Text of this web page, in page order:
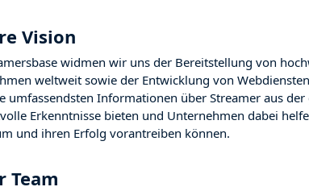
Vision
widmen wir uns der Bereitstellung von
weltweit sowie der Entwicklung von
umfassendsten Informationen über Streamer aus
Erkenntnisse bieten und Unternehmen dabei
und ihren Erfolg vorantreiben können.
Team